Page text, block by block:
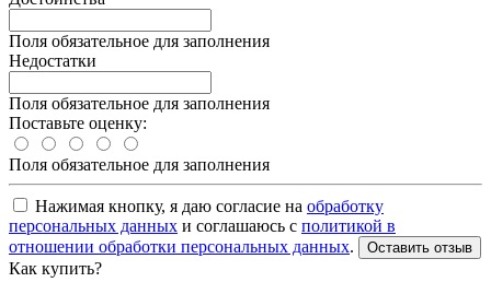
Поля обязательное для заполнения
Недостатки
Поля обязательное для заполнения
Поставьте оценку:
Поля обязательное для заполнения
Нажимая кнопку, я даю согласие на обработку
персональных данных и соглашаюсь с политикой в
отношении обработки персональных данных. Оставить отзыв
Как купить?